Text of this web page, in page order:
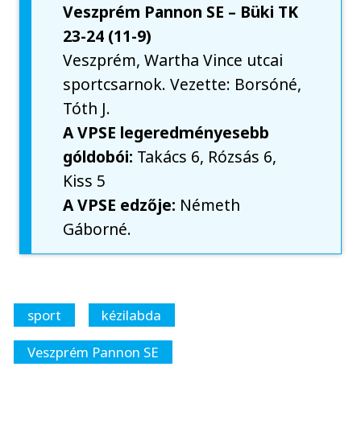
Veszprém Pannon SE – Büki TK
23-24 (11-9)
Veszprém, Wartha Vince utcai
sportcsarnok. Vezette: Borsóné,
Tóth J.
A VPSE legeredményesebb
góldobói: Takács 6, Rózsás 6,
Kiss 5
A VPSE edzője: Németh
Gáborné.
sport
kézilabda
Veszprém Pannon SE